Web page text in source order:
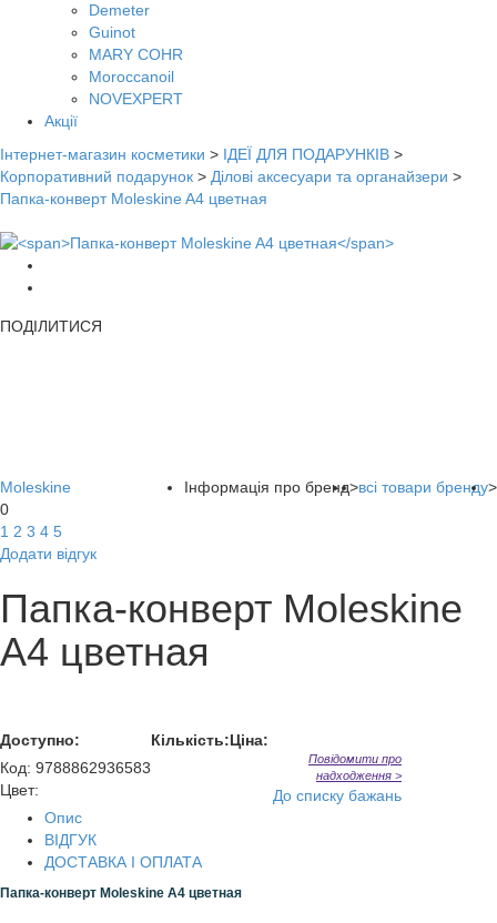
Demeter
Guinot
MARY COHR
Moroccanoil
NOVEXPERT
Акції
Інтернет-магазин косметики > ІДЕЇ ДЛЯ ПОДАРУНКІВ >
Корпоративний подарунок > Ділові аксесуари та органайзери >
Папка-конверт Moleskine A4 цветная
ПОДІЛИТИСЯ
Інформація про бренд>всі товари бренду>
Moleskine
0
1 2 3 4 5
Додати відгук
Папка-конверт Moleskine
A4 цветная
Доступно: Кількість:Ціна:
Код: 9788862936583
Цвет:
Повідомити про
надходження >
До списку бажань
Опис
ВІДГУК
ДОСТАВКА І ОПЛАТА
Папка-конверт Moleskine A4 цветная